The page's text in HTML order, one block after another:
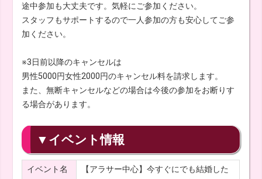
途中参加も大丈夫です。気軽にご参加ください。
スタッフもサポートするので一人参加の方も安心してご参
加ください。
※3日前以降のキャンセルは
男性5000円女性2000円のキャンセル料を請求します。
また、無断キャンセルなどの場合は今後の参加をお断りす
る場合があります。
▼イベント情報
イベント名
【アラサー中心】今すぐにでも結婚した